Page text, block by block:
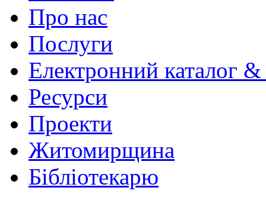
Про нас
Послуги
Електронний каталог
Ресурси
Проекти
Житомирщина
Бібліотекарю